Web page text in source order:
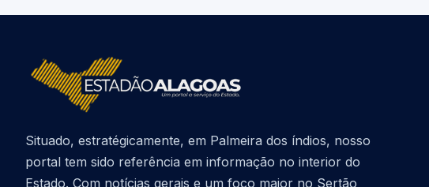
Situado, estratégicamente, em Palmeira dos índios, nosso
portal tem sido referência em informação no interior do
Estado. Com notícias gerais e um foco maior no Sertão